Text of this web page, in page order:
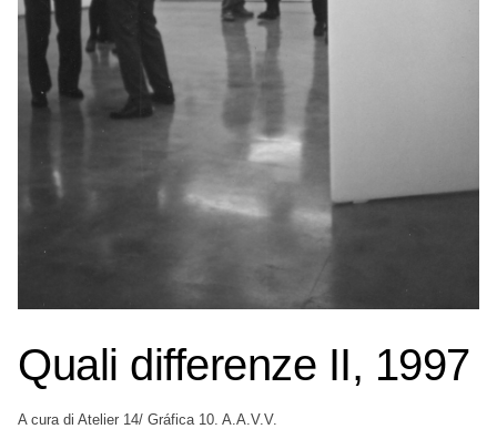
Quali differenze II, 1997
A cura di Atelier 14/ Gráfica 10. A.A.V.V.